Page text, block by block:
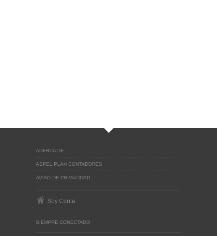
ACERCA DE
ASPEL PLAN CONTADORES
AVISO DE PRIVACIDAD
Soy Conta
SIEMPRE CONECTADO